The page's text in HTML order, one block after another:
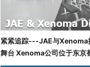
紧紧追踪---JAE与Xenoma
舞台 Xenoma公司位于东京